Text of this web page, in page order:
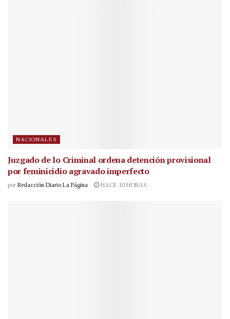
NACIONALES
Juzgado de lo Criminal ordena detención provisional
por feminicidio agravado imperfecto
por Redacción Diario La Página HACE 10 HORAS